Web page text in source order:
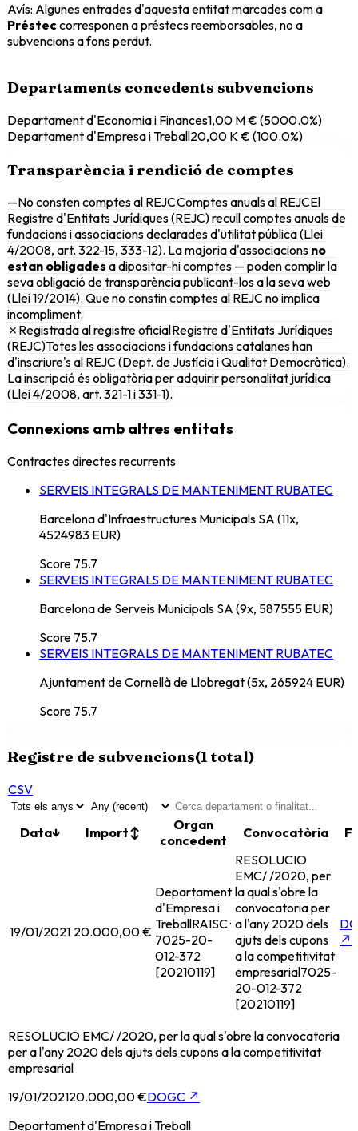
Avís: Algunes entrades d'aquesta entitat marcades com a
Présteccorresponen a préstecs reemborsables, no a
subvencions a fons perdut.
Departaments concedents subvencions
Departament d'Economia i Finances1,00 M € (5000.0%)
Departament d'Empresa i Treball20,00 K € (100.0%)
Transparència i rendició de comptes
—No consten comptes al REJCComptes anuals al REJCEl
Registre d'Entitats Jurídiques (REJC) recull comptes anuals de
fundacions i associacions declarades d'utilitat pública (Llei
4/2008, art. 322-15, 333-12). La majoria d'associacions no
estan obligades a dipositar-hi comptes — poden complir la
seva obligació de transparència publicant-los a la seva web
(Llei 19/2014). Que no constin comptes al REJC no implica
incompliment.
✗ Registrada al registre oficialRegistre d'Entitats Jurídiques
(REJC)Totes les associacions i fundacions catalanes han
d'inscriure's al REJC (Dept. de Justícia i Qualitat Democràtica).
La inscripció és obligatòria per adquirir personalitat jurídica
(Llei 4/2008, art. 321-1 i 331-1).
Connexions amb altres entitats
Contractes directes recurrents
SERVEIS INTEGRALS DE MANTENIMENT RUBATEC
Barcelona d'Infraestructures Municipals SA (11x,
4524983 EUR)
Score 75.7
SERVEIS INTEGRALS DE MANTENIMENT RUBATEC
Barcelona de Serveis Municipals SA (9x, 587555 EUR)
Score 75.7
SERVEIS INTEGRALS DE MANTENIMENT RUBATEC
Ajuntament de Cornellà de Llobregat (5x, 265924 EUR)
Score 75.7
Registre de subvencions(1total)
CSV
Data↓ Import↕
Organ
concedent
Convocatòria
19/01/2021 20.000,00 €
Departament
d'Empresa i
TreballRAISC ·
7025-20-
012-372
[20210119]
RESOLUCIO
EMC/ /2020, per
la qual s'obre la
convocatoria per
a l'any 2020 dels
ajuts dels cupons
a la competitivitat
empresarial7025-
20-012-372
[20210119]
↗
RESOLUCIO EMC/ /2020, per la qual s'obre la convocatoria
per a l'any 2020 dels ajuts dels cupons a la competitivitat
empresarial
19/01/202120.000,00 €DOGC ↗
Departament d'Empresa i Treball